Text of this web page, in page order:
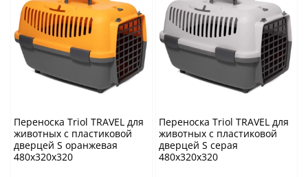
Переноска Triol TRAVEL для
животных с пластиковой
дверцей S оранжевая
480х320х320
Переноска Triol TRAVEL для
животных с пластиковой
дверцей S серая
480х320х320